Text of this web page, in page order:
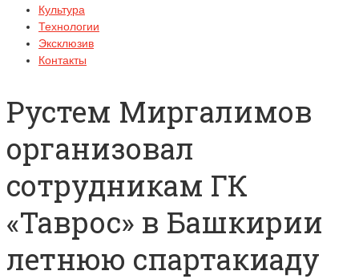
Культура
Технологии
Эксклюзив
Контакты
Рустем Миргалимов
организовал
сотрудникам ГК
«Таврос» в Башкирии
летнюю спартакиаду